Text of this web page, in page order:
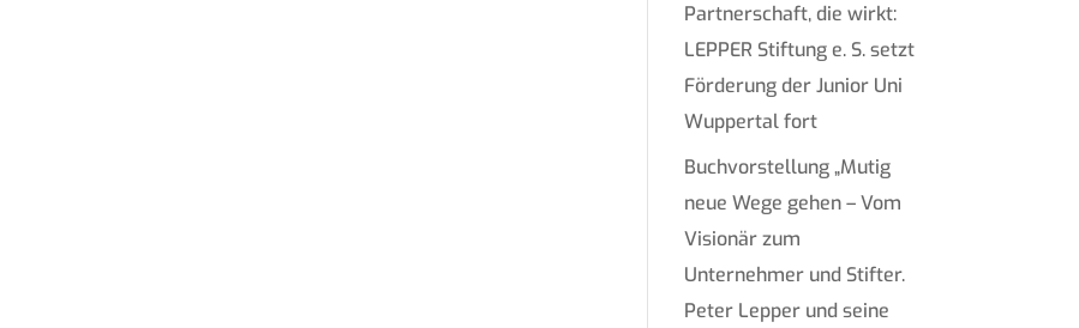
Partnerschaft, die wirkt:
LEPPER Stiftung e. S. setzt
Förderung der Junior Uni
Wuppertal fort
Buchvorstellung „Mutig
neue Wege gehen – Vom
Visionär zum
Unternehmer und Stifter.
Peter Lepper und seine